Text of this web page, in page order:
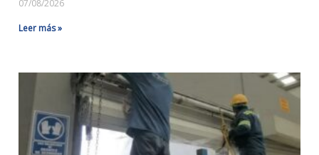
07/08/2026
Leer más »